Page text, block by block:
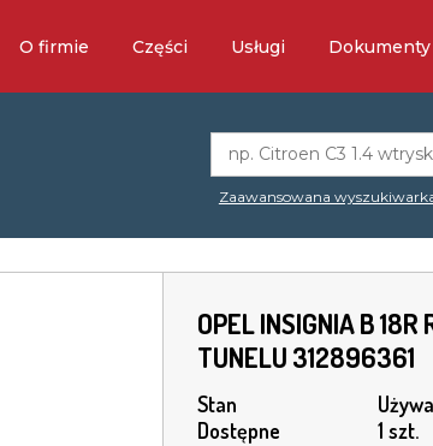
O firmie Części Usługi Dokumenty
Zaawansowana
OPEL INSIGNIA B 18R
TUNELU 312896361
Stan
Dostępne
1 szt.